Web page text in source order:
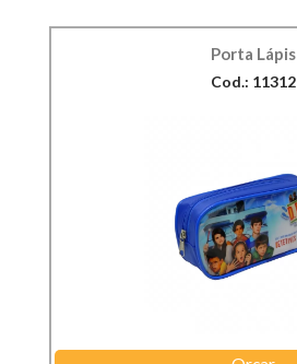
Porta Lápis
Cod.: 11312